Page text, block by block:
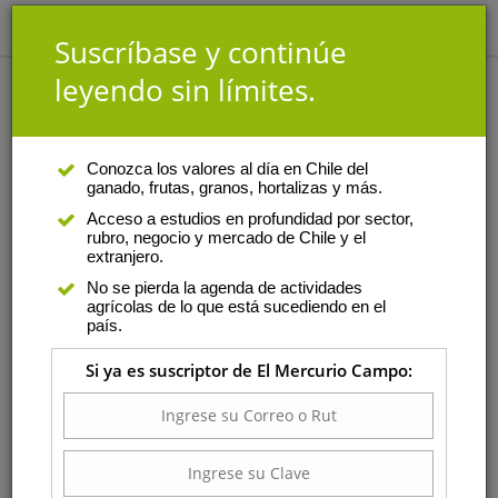
Tomás Vicente
Es ingeniero agrónomo con
tecnificado de la Pontificia
Además, es gerente comercial
de WiseConn para
Latinoamérica, donde se
encarga de realizar la
planificación y estrategias de venta para los mercados
de Chile, Perú y Argentina principalmente.
Suscríbase y continúe
leyendo sin límites.
Conozca los valores al día en Chile del
ganado, frutas, granos, hortalizas y más.
Acceso a estudios en profundidad por sector,
rubro, negocio y mercado de Chile y el
extranjero.
No se pierda la agenda de actividades
agrícolas de lo que está sucediendo en el
país.
Si ya es suscriptor de El Mercurio Campo: